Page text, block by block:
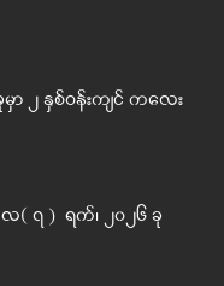
ာ ၂ နှစ်ဝန်းကျင် ကလေး
၇ ) ရက်၊ ၂၀၂၆ ခု